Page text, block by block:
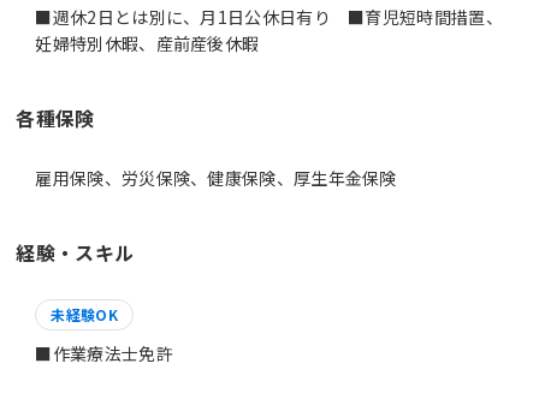
■週休2日とは別に、月1日公休日有り ■育児短時間措置、
妊婦特別休暇、産前産後休暇
各種保険
雇用保険、労災保険、健康保険、厚生年金保険
経験・スキル
未経験OK
■作業療法士免許